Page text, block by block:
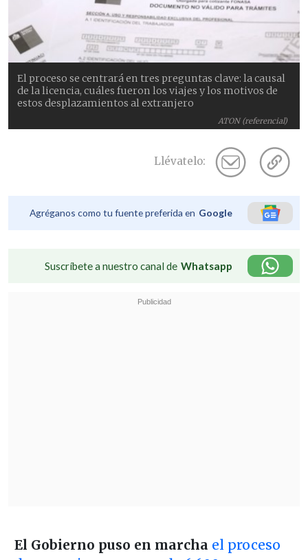
ATON (referencial)
El proceso se centrará en tres preguntas clave: la causal
de la licencia, cuáles fueron los viajes y los motivos de
estos desplazamientos al extranjero
Llévatelo:
Agréganos como tu fuente preferida en Google
Suscríbete a nuestro canal de Whatsapp
El Gobierno puso en marcha el proceso